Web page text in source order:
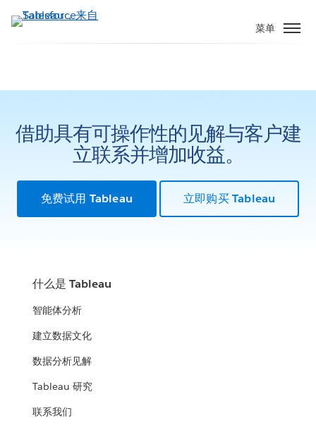
转
内
菜单
借助具有可操作性的见解与客户建
立联系并增加收益。
免费试用 Tableau 立即购买 Tableau
什么是 Tableau
智能体分析
建立数据文化
数据分析见解
Tableau 研究
联系我们